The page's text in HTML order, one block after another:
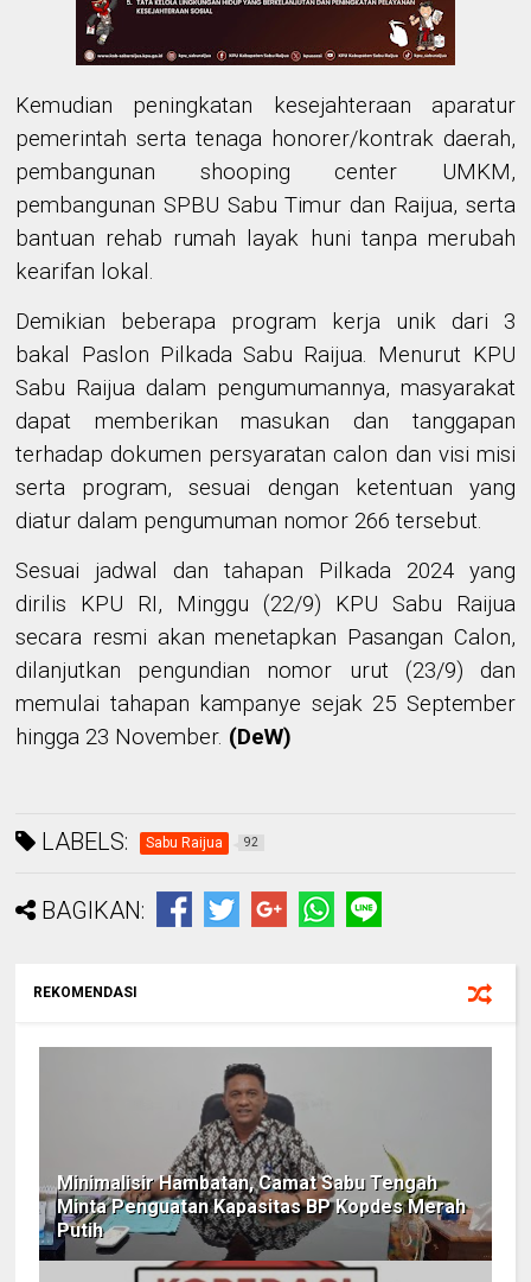
Kemudian peningkatan kesejahteraan aparatur
pemerintah serta tenaga honorer/kontrak daerah,
pembangunan shooping center UMKM,
pembangunan SPBU Sabu Timur dan Raijua, serta
bantuan rehab rumah layak huni tanpa merubah
kearifan lokal.
Demikian beberapa program kerja unik dari 3
bakal Paslon Pilkada Sabu Raijua. Menurut KPU
Sabu Raijua dalam pengumumannya, masyarakat
dapat memberikan masukan dan tanggapan
terhadap dokumen persyaratan calon dan visi misi
serta program, sesuai dengan ketentuan yang
diatur dalam pengumuman nomor 266 tersebut.
Sesuai jadwal dan tahapan Pilkada 2024 yang
dirilis KPU RI, Minggu (22/9) KPU Sabu Raijua
secara resmi akan menetapkan Pasangan Calon,
dilanjutkan pengundian nomor urut (23/9) dan
memulai tahapan kampanye sejak 25 September
hingga 23 November. (DeW)
LABELS: Sabu Raijua 92
BAGIKAN:
REKOMENDASI
Minimalisir Hambatan, Camat Sabu Tengah
Minta Penguatan Kapasitas BP Kopdes Merah
Putih